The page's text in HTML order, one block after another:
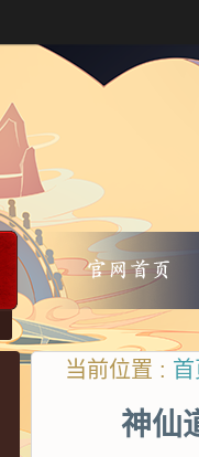
当前位置 :
神仙